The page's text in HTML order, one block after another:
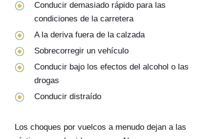
Conducir demasiado rápido para las
condiciones de la carretera
A la deriva fuera de la calzada
Sobrecorregir un vehículo
Conducir bajo los efectos del alcohol o las
drogas
Conducir distraído
Los choques por vuelcos a menudo dejan a las